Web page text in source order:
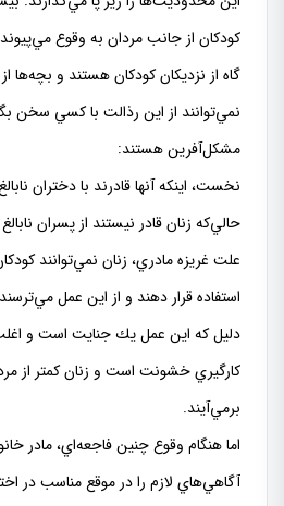
كودكان از جانب مردان به وقوع
گاه از نزديكان كودكان هستند و بچه‌ها
نمي‌توانند از اين رذالت با كسي سخن
مشكل‌آفرين هستند:
نخست، اينكه آنها قادرند با دختران
حالي‌كه زنان قادر نيستند از پسران
علت غريزه مادري، زنان نمي‌توانند
استفاده قرار دهند و از اين عمل
دليل كه اين عمل يك جنايت است و
كارگيري خشونت است و زنان كمتر از
برمي‌آيند.
اما هنگام وقوع چنين فاجعه‌اي، مادر
آگاهي‌هاي لازم را در موقع مناسب در